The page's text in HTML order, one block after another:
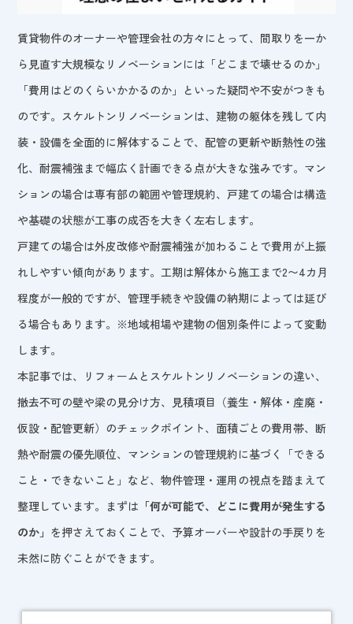
賃貸物件のオーナーや管理会社の方々にとって、間取りを一か
ら見直す大規模なリノベーションには「どこまで壊せるのか」
「費用はどのくらいかかるのか」といった疑問や不安がつきも
のです。スケルトンリノベーションは、建物の躯体を残して内
装・設備を全面的に解体することで、配管の更新や断熱性の強
化、耐震補強まで幅広く計画できる点が大きな強みです。マン
ションの場合は専有部の範囲や管理規約、戸建ての場合は構造
や基礎の状態が工事の成否を大きく左右します。
戸建ての場合は外皮改修や耐震補強が加わることで費用が上振
れしやすい傾向があります。工期は解体から施工まで2〜4カ月
程度が一般的ですが、管理手続きや設備の納期によっては延び
る場合もあります。※地域相場や建物の個別条件によって変動
します。
本記事では、リフォームとスケルトンリノベーションの違い、
撤去不可の壁や梁の見分け方、見積項目（養生・解体・産廃・
仮設・配管更新）のチェックポイント、面積ごとの費用帯、断
熱や耐震の優先順位、マンションの管理規約に基づく「できる
こと・できないこと」など、物件管理・運用の視点を踏まえて
整理しています。まずは 「何が可能で、どこに費用が発生する
のか」 を押さえておくことで、予算オーバーや設計の手戻りを
未然に防ぐことができます。